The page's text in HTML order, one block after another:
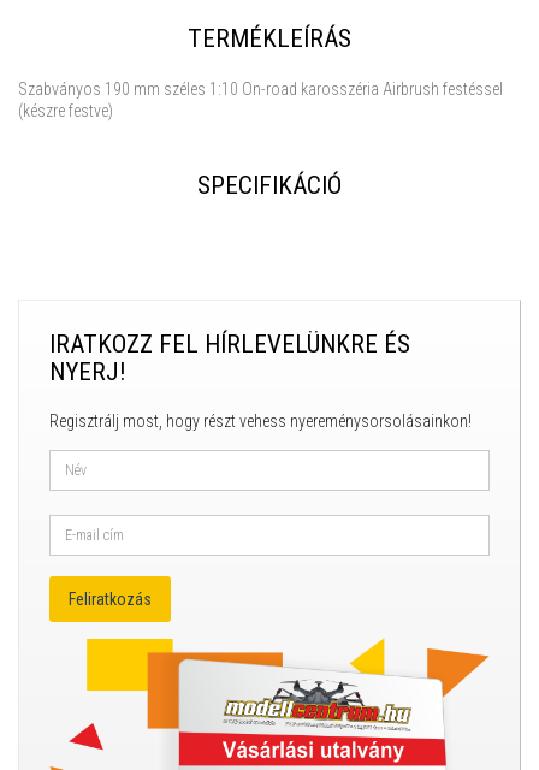
TERMÉKLEÍRÁS
Szabványos 190 mm széles 1:10 On-road karosszéria Airbrush festéssel
(készre festve)
SPECIFIKÁCIÓ
IRATKOZZ FEL HÍRLEVELÜNKRE ÉS
NYERJ!
Regisztrálj most, hogy részt vehess nyereménysorsolásainkon!